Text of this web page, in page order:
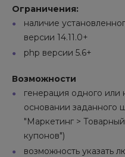
Ограничения:
наличие
версии 14.11.0+
php версии 5.6+
Возможности
генерация одного или
основании заданного
"Маркетинг >
купонов")
возможность указать